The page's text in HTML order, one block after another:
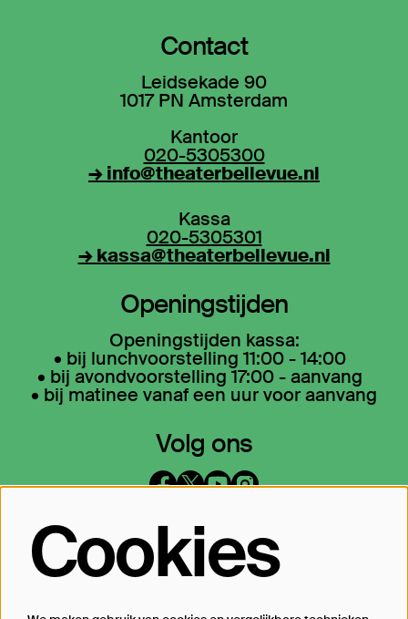
Contact
Leidsekade 90
1017 PN Amsterdam
Kantoor
020-5305300
→ info@theaterbellevue.nl
Kassa
020-5305301
→ kassa@theaterbellevue.nl
Openingstijden
Openingstijden kassa:
• bij lunchvoorstelling 11:00 - 14:00
• bij avondvoorstelling 17:00 - aanvang
• bij matinee vanaf een uur voor aanvang
Volg ons
Op de hoogte blijven?
Cookies